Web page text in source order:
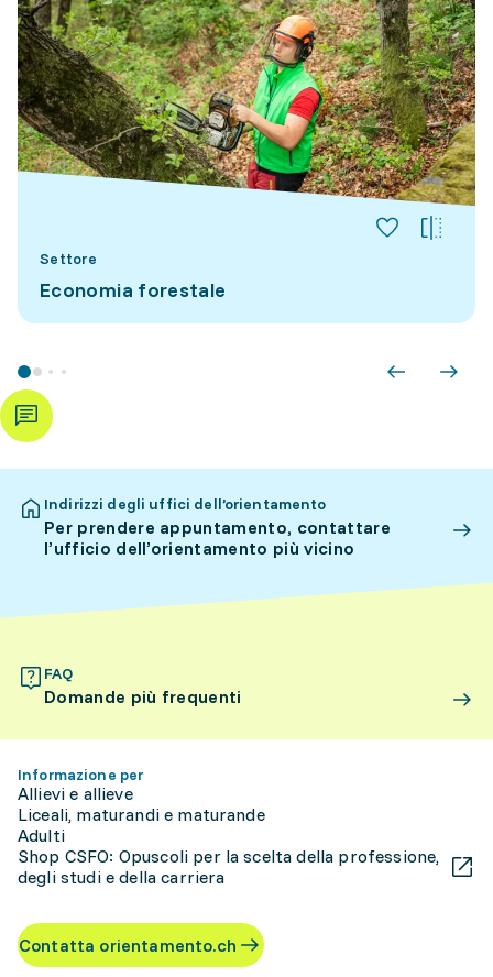
Settore
Economia forestale
Indirizzi degli uffici dell’orientamento
Per prendere appuntamento, contattare
l’ufficio dell’orientamento più vicino
FAQ
Domande più frequenti
Informazione per
Allievi e allieve
Liceali, maturandi e maturande
Adulti
Shop CSFO: Opuscoli per la scelta della professione,
degli studi e della carriera
Contatta orientamento.ch